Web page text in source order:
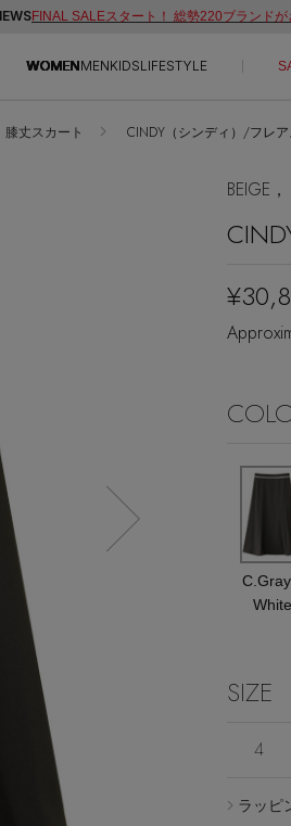
FINAL SALEスタート！ 総勢220ブランド
WOMENMENKIDSLIFESTYLE
BRAND NEWS
HOT STYLE
メルマガ PICKUP
エディター厳選ギフ
the
ご
カス
お知
よ
膝丈スカート CINDY（シンディ）/フレ
BEIGE
White
SIZE
4
ラッピ